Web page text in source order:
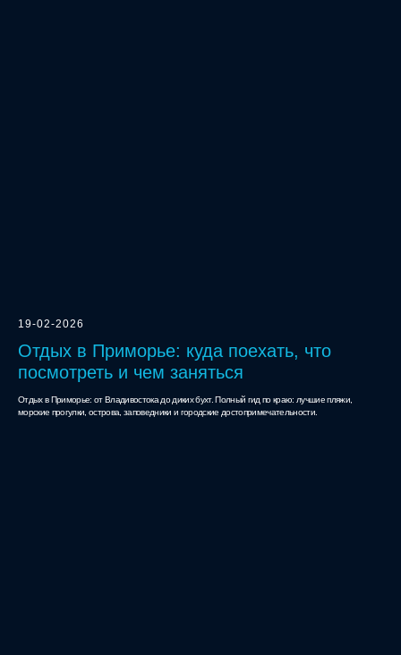
19-02-2026
Отдых в Приморье: куда поехать, что
посмотреть и чем заняться
Отдых в Приморье: от Владивостока до диких бухт. Полный гид по краю: лучшие пляжи,
морские прогулки, острова, заповедники и городские достопримечательности.